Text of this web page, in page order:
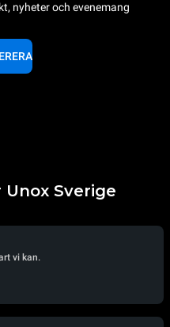
nyheter och evenemang
Sverige
vi kan.